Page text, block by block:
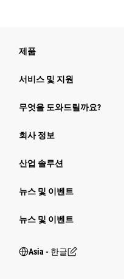
제품
서비스 및 지원
무엇을 도와드릴까요?
회사 정보
산업 솔루션
뉴스 및 이벤트
뉴스 및 이벤트
Asia - 한글